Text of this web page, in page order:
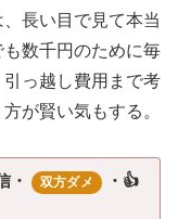
長い目で見て本当
数千円のために毎
っ越し費用まで考
が賢い気もする。
・ 双方ダメ
・👍